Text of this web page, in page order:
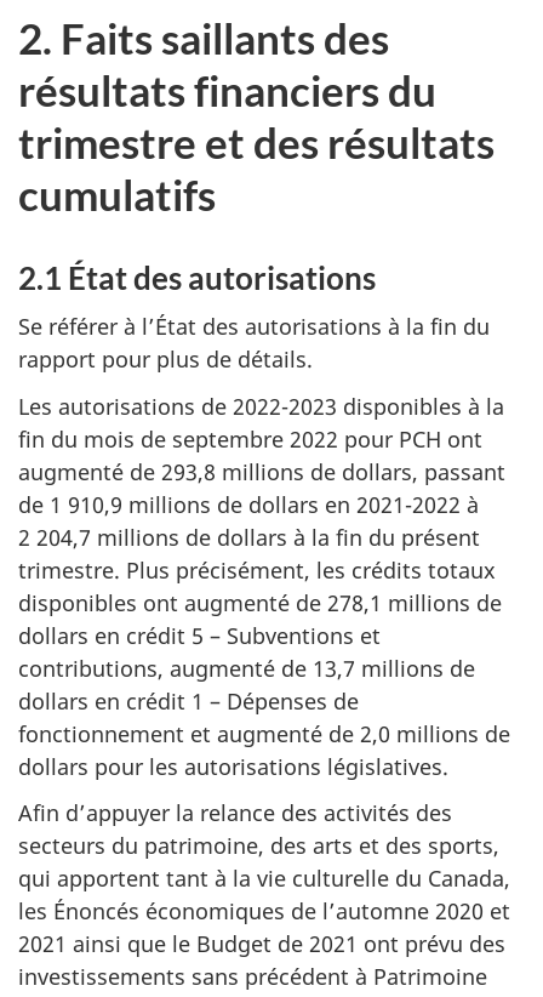
2. Faits saillants des
résultats financiers du
trimestre et des résultats
cumulatifs
2.1 État des autorisations
Se référer à l’État des autorisations à la fin du
rapport pour plus de détails.
Les autorisations de 2022-2023 disponibles à la
fin du mois de septembre 2022 pour PCH ont
augmenté de 293,8 millions de dollars, passant
de 1 910,9 millions de dollars en 2021-2022 à
2 204,7 millions de dollars à la fin du présent
trimestre. Plus précisément, les crédits totaux
disponibles ont augmenté de 278,1 millions de
dollars en crédit 5 – Subventions et
contributions, augmenté de 13,7 millions de
dollars en crédit 1 – Dépenses de
fonctionnement et augmenté de 2,0 millions de
dollars pour les autorisations législatives.
Afin d’appuyer la relance des activités des
secteurs du patrimoine, des arts et des sports,
qui apportent tant à la vie culturelle du Canada,
les Énoncés économiques de l’automne 2020 et
2021 ainsi que le Budget de 2021 ont prévu des
investissements sans précédent à Patrimoine